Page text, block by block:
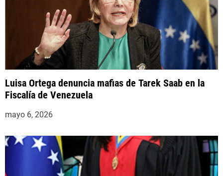
Luisa Ortega denuncia mafias de Tarek Saab en la
Fiscalía de Venezuela
mayo 6, 2026